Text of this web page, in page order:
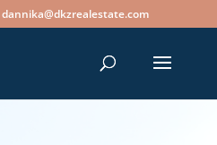
dannika@dkzrealestate.com